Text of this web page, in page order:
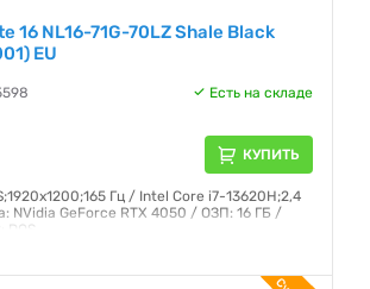
16 NL16-71G-70LZ Shale Black
EU
Есть на складе
КУПИТЬ
Гц / Intel Core i7-13620H;2,4
NVidia GeForce RTX 4050 / ОЗП: 16 ГБ /
DOS